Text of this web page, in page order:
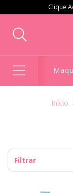
Clique
Início
Filtrar